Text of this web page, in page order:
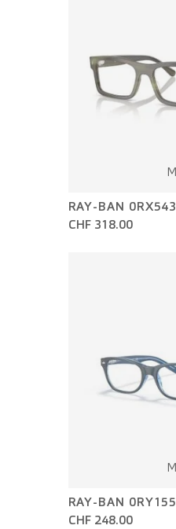
RAY-BAN
CHF 318.00
RAY-BAN
CHF 248.00